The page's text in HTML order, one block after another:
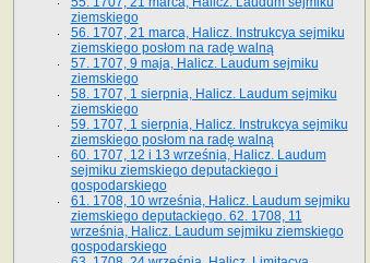
ziemskiego
56. 1707, 21 marca, Halicz. Instrukcya sejmiku
ziemskiego posłom na radę walną
57. 1707, 9 maja, Halicz. Laudum sejmiku
ziemskiego
58. 1707, 1 sierpnia, Halicz. Laudum sejmiku
ziemskiego
59. 1707, 1 sierpnia, Halicz. Instrukcya sejmiku
ziemskiego posłom na radę walną
60. 1707, 12 i 13 września, Halicz. Laudum
sejmiku ziemskiego deputackiego i
gospodarskiego
61. 1708, 10 września, Halicz. Laudum sejmiku
ziemskiego deputackiego. 62. 1708, 11
września, Halicz. Laudum sejmiku ziemskiego
gospodarskiego